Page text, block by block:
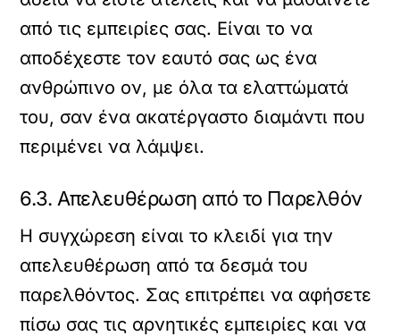
από τις εμπειρίες σας. Είναι το να
αποδέχεστε τον εαυτό σας ως ένα
ανθρώπινο ον, με όλα τα ελαττώματά
του, σαν ένα ακατέργαστο διαμάντι που
περιμένει να λάμψει.
6.3. Απελευθέρωση από το Παρελθόν
Η συγχώρεση είναι το κλειδί για την
απελευθέρωση από τα δεσμά του
παρελθόντος. Σας επιτρέπει να αφήσετε
πίσω σας τις αρνητικές εμπειρίες και να